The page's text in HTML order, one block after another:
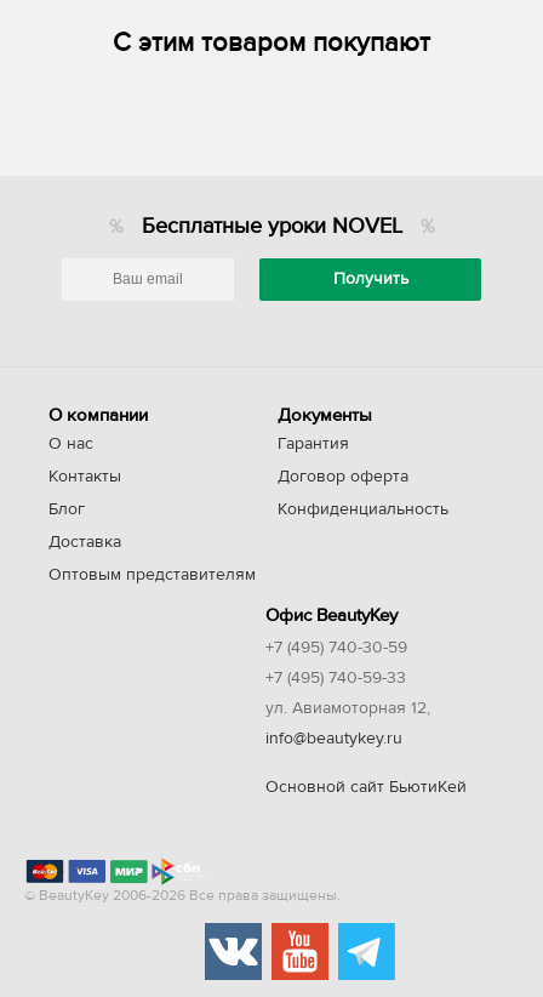
С этим товаром покупают
Бесплатные уроки NOVEL
О компании
О нас
Контакты
Блог
Доставка
Оптовым представителям
Документы
Гарантия
Договор оферта
Конфиденциальность
Офис BeautyKey
+7 (495) 740-30-59
+7 (495) 740-59-33
ул. Авиамоторная 12,
info@beautykey.ru
Основной сайт БьютиКей
© BeautyKey 2006-2026 Все права защищены.